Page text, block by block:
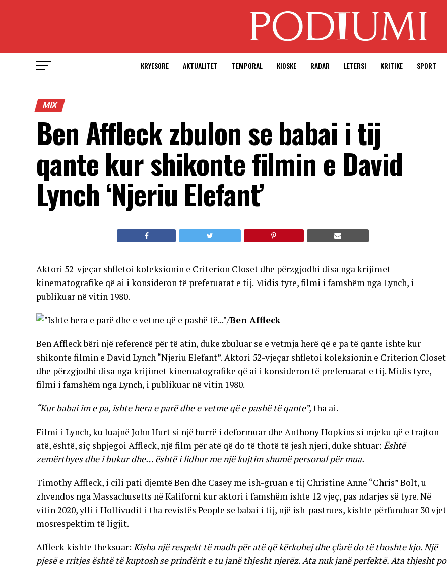
KRYESORE AKTUALITET TEMPORAL KIOSKE RADAR LETERSI KRITIKE SPORT
MIX
Ben Affleck zbulon se babai i tij
qante kur shikonte filmin e David
Lynch ‘Njeriu Elefant’
Aktori 52-vjeçar shfletoi koleksionin e Criterion Closet dhe përzgjodhi disa nga krijimet
kinematografike që ai i konsideron të preferuarat e tij. Midis tyre, filmi i famshëm nga Lynch, i
publikuar në vitin 1980.
Ben Affleck
Ben Affleck bëri një referencë për të atin, duke zbuluar se e vetmja herë që e pa të qante ishte kur
shikonte filmin e David Lynch “Njeriu Elefant”. Aktori 52-vjeçar shfletoi koleksionin e Criterion Closet
dhe përzgjodhi disa nga krijimet kinematografike që ai i konsideron të preferuarat e tij. Midis tyre,
filmi i famshëm nga Lynch, i publikuar në vitin 1980.
“Kur babai im e pa, ishte hera e parë dhe e vetme që e pashë të qante”, tha ai.
Filmi i Lynch, ku luajnë John Hurt si një burrë i deformuar dhe Anthony Hopkins si mjeku që e trajton
atë, është, siç shpjegoi Affleck, një film për atë që do të thotë të jesh njeri, duke shtuar: Është
zemërthyes dhe i bukur dhe… është i lidhur me një kujtim shumë personal për mua.
Timothy Affleck, i cili pati djemtë Ben dhe Casey me ish-gruan e tij Christine Anne “Chris” Bolt, u
zhvendos nga Massachusetts në Kaliforni kur aktori i famshëm ishte 12 vjeç, pas ndarjes së tyre. Në
vitin 2020, ylli i Hollivudit i tha revistës People se babai i tij, një ish-pastrues, kishte përfunduar 30 vjet
mosrespektim të ligjit.
Affleck kishte theksuar: Kisha një respekt të madh për atë që kërkohej dhe çfarë do të thoshte kjo. Një
pjesë e rritjes është të kuptosh se prindërit e tu janë thjesht njerëz. Ata nuk janë perfektë. Ata thjesht po